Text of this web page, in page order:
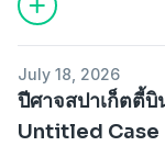
July 18, 2026
ปีศาจสปาเก็ตตี้
Untitled Case